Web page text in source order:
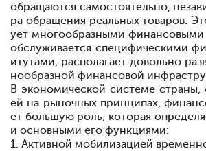
обращаются самостоятельно,
ра обращения реальных товаров.
ует многообразными
обслуживается специфическими
итутами, располагает довольно
нообразной финансовой
В экономической системе
ей на рыночных принципах,
ет большую роль, которая
и основными его функциями:
1. Активной мобилизацией